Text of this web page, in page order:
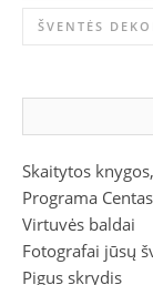
ŠVENTĖS
Skaitytos
Programa Centas
Virtuvės baldai
Fotografai jūsų
Pigus skrydis